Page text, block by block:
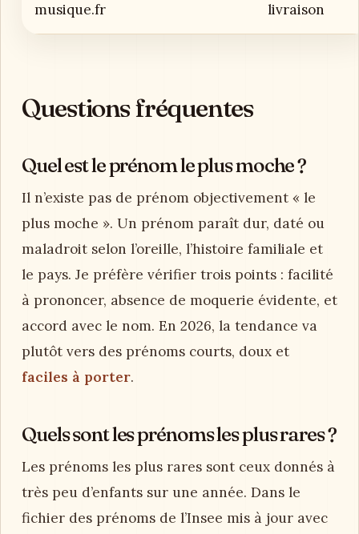
musique.fr
livraison
Questions fréquentes
Quel est le prénom le plus moche ?
Il n’existe pas de prénom objectivement « le
plus moche ». Un prénom paraît dur, daté ou
maladroit selon l’oreille, l’histoire familiale et
le pays. Je préfère vérifier trois points : facilité
à prononcer, absence de moquerie évidente, et
accord avec le nom. En 2026, la tendance va
plutôt vers des prénoms courts, doux et
faciles à porter.
Quels sont les prénoms les plus rares ?
Les prénoms les plus rares sont ceux donnés à
très peu d’enfants sur une année. Dans le
fichier des prénoms de l’Insee mis à jour avec